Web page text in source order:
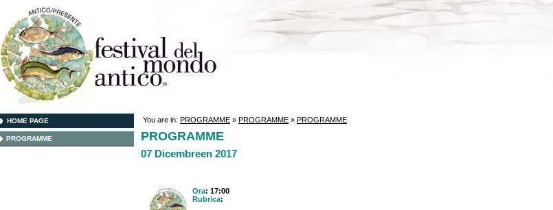
HOME PAGE
PROGRAMME
You are in: PROGRAMME » PROGRAMME » PROGRAMME
PROGRAMME
07 Dicembreen 2017
Ora: 17:00
Rubrica: